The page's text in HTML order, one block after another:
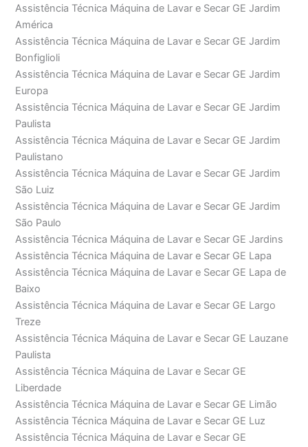
Assistência Técnica Máquina de Lavar e Secar GE Jardim
América
Assistência Técnica Máquina de Lavar e Secar GE Jardim
Bonfiglioli
Assistência Técnica Máquina de Lavar e Secar GE Jardim
Europa
Assistência Técnica Máquina de Lavar e Secar GE Jardim
Paulista
Assistência Técnica Máquina de Lavar e Secar GE Jardim
Paulistano
Assistência Técnica Máquina de Lavar e Secar GE Jardim
São Luiz
Assistência Técnica Máquina de Lavar e Secar GE Jardim
São Paulo
Assistência Técnica Máquina de Lavar e Secar GE Jardins
Assistência Técnica Máquina de Lavar e Secar GE Lapa
Assistência Técnica Máquina de Lavar e Secar GE Lapa de
Baixo
Assistência Técnica Máquina de Lavar e Secar GE Largo
Treze
Assistência Técnica Máquina de Lavar e Secar GE Lauzane
Paulista
Assistência Técnica Máquina de Lavar e Secar GE
Liberdade
Assistência Técnica Máquina de Lavar e Secar GE Limão
Assistência Técnica Máquina de Lavar e Secar GE Luz
Assistência Técnica Máquina de Lavar e Secar GE